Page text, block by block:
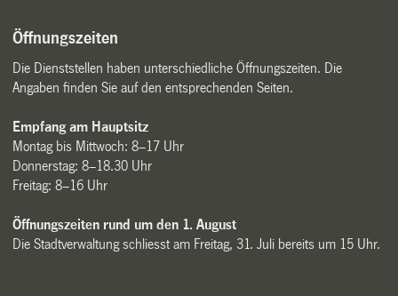
Öffnungszeiten
Die Dienststellen haben unterschiedliche Öffnungszeiten. Die
Angaben finden Sie auf den entsprechenden Seiten.
Empfang am Hauptsitz
Montag bis Mittwoch: 8–17 Uhr
Donnerstag: 8–18.30 Uhr
Freitag: 8–16 Uhr
Öffnungszeiten rund um den 1. August
Die Stadtverwaltung schliesst am Freitag, 31. Juli bereits um 15 Uhr.